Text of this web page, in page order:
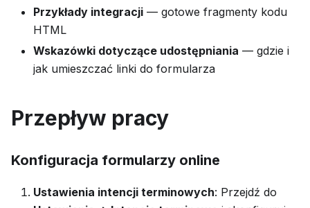
Przykłady integracji — gotowe fragmenty kodu
HTML
Wskazówki dotyczące udostępniania — gdzie i
jak umieszczać linki do formularza
Przepływ pracy
Konfiguracja formularzy online
Ustawienia intencji terminowych: Przejdź do